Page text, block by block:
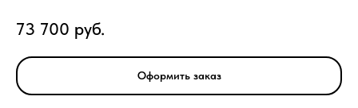
73 700 руб.
Оформить заказ
Искусство играет важную роль в жизни
человека, оно является выражением
наших эмоций, мыслей и вдохновения